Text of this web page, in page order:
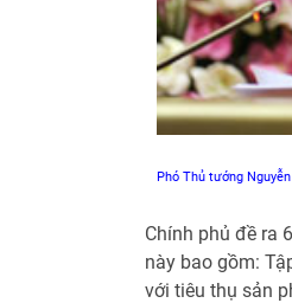
Phó Thủ tướng
Chính phủ đề ra
này bao gồm:
với tiêu thụ sản